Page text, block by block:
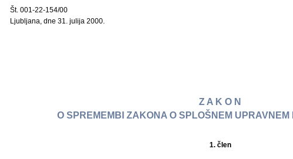
Št. 001-22-154/00
Ljubljana, dne 31. julija 2000.
Z A K O N
O SPREMEMBI ZAKONA O SPLOŠNEM
1. člen